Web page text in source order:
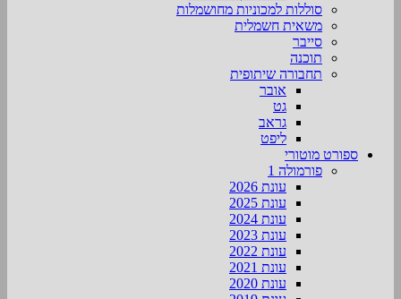
סוללות למכוניות מחושמלות
משאית חשמלית
סייבר
תוכנה
תחבורה שיתופית
אובר
גט
גראב
ליפט
ספורט מוטורי
פורמולה 1
עונת 2026
עונת 2025
עונת 2024
עונת 2023
עונת 2022
עונת 2021
עונת 2020